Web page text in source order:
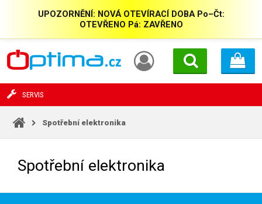
UPOZORNĚNÍ: NOVÁ OTEVÍRACÍ DOBA Po–Čt:
OTEVŘENO Pá: ZAVŘENO
SERVIS
Spotřební elektronika
Spotřební elektronika